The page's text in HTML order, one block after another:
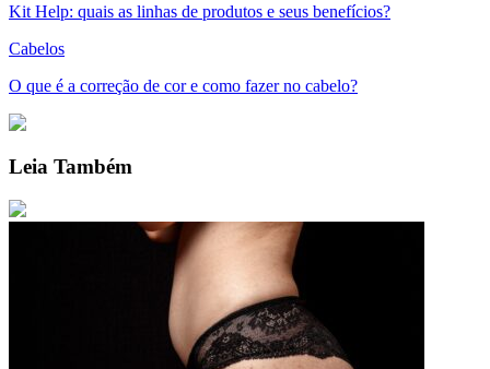
Kit Help: quais as linhas de produtos e seus benefícios?
Cabelos
O que é a correção de cor e como fazer no cabelo?
Leia Também